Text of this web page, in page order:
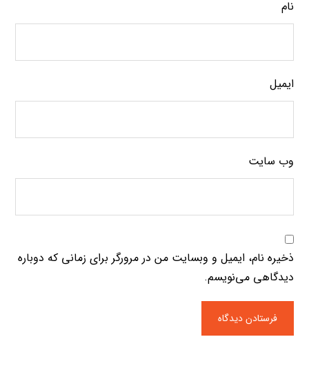
نام
ایمیل
وب‌ سایت
ذخیره نام، ایمیل و وبسایت من در مرورگر برای زمانی که دوباره
دیدگاهی می‌نویسم.